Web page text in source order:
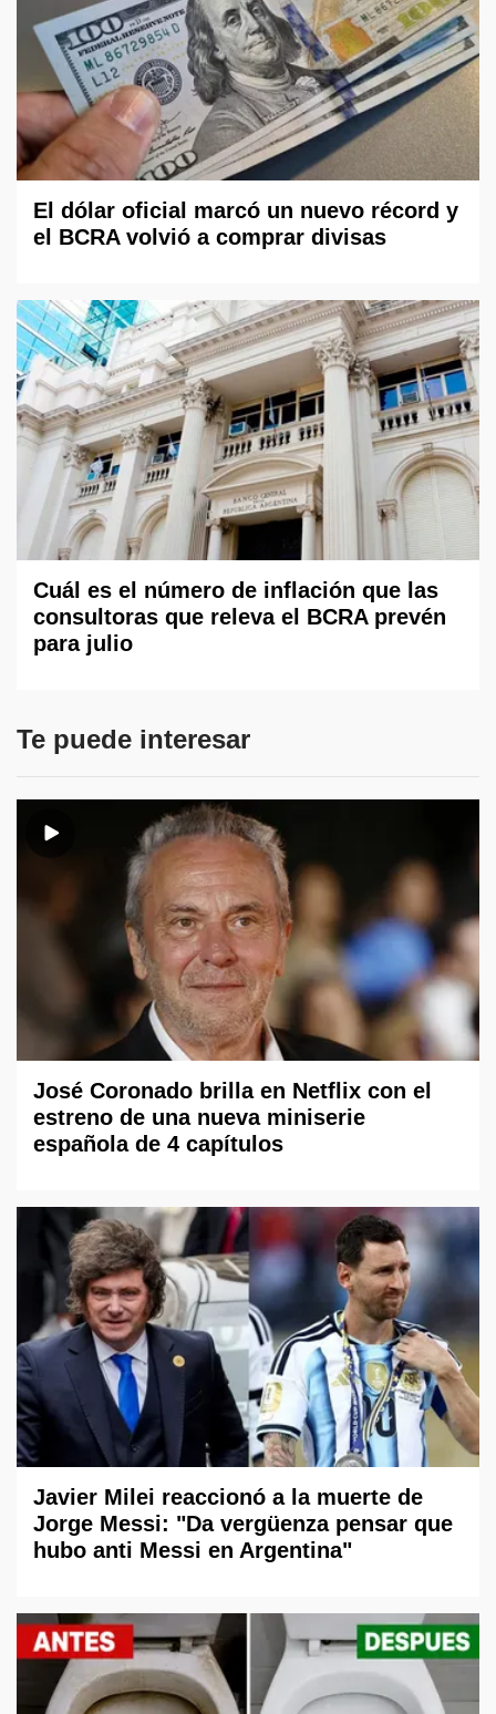
El dólar oficial marcó un nuevo récord y
el BCRA volvió a comprar divisas
Cuál es el número de inflación que las
consultoras que releva el BCRA prevén
para julio
Te puede interesar
José Coronado brilla en Netflix con el
estreno de una nueva miniserie
española de 4 capítulos
Javier Milei reaccionó a la muerte de
Jorge Messi: "Da vergüenza pensar que
hubo anti Messi en Argentina"